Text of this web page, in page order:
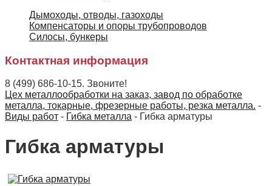
Дымоходы, отводы, газоходы
Компенсаторы и опоры трубопроводов
Силосы, бункеры
Контактная информация
8 (499) 686-10-15. Звоните!
Цех металлообработки на заказ, завод по обработке
металла, токарные, фрезерные работы, резка металла. -
Виды работ - Гибка металла - Гибка арматуры
Гибка арматуры